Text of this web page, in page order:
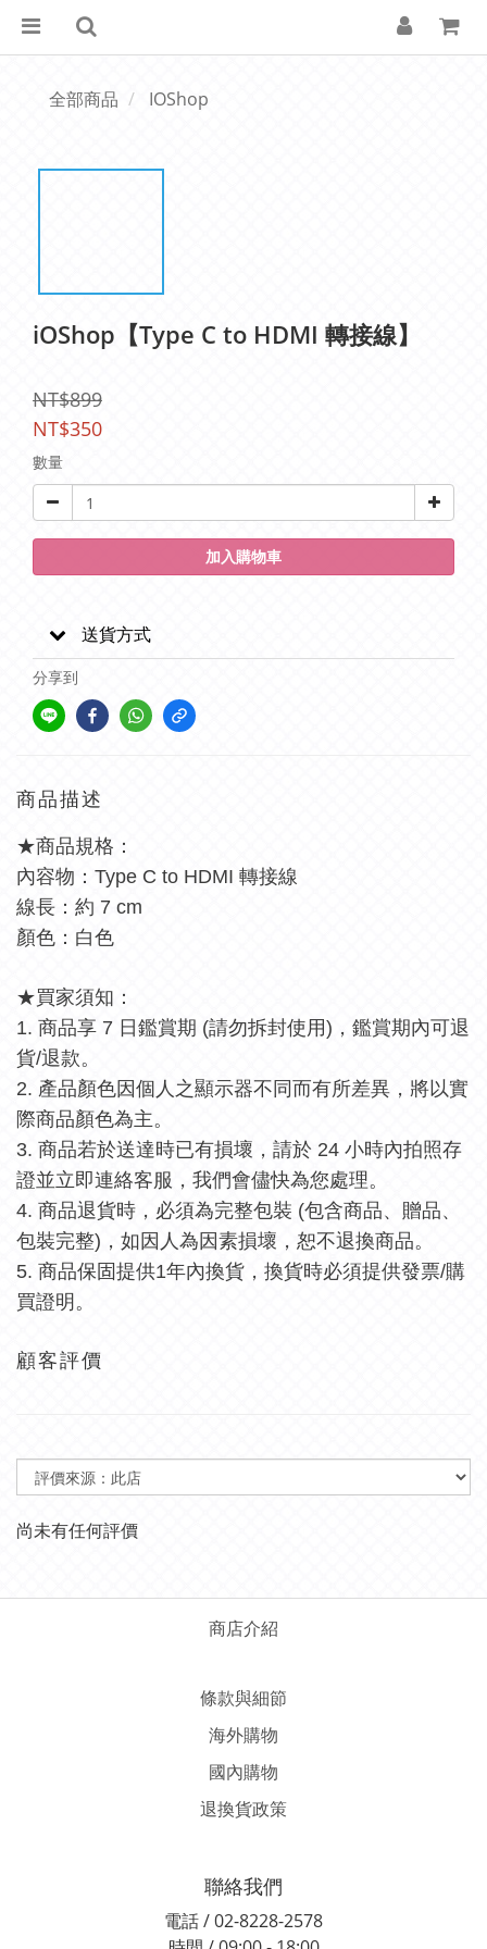
全部商品 IOShop
iOShop【Type C to HDMI 轉接線】
NT$899
NT$350
數量
加入購物車
送貨方式
分享到
商品描述
★商品規格：
內容物：Type C to HDMI 轉接線
線長：約 7 cm
顏色：白色
★買家須知：
1. 商品享 7 日鑑賞期 (請勿拆封使用)，鑑賞期內可退
貨/退款。
2. 產品顏色因個人之顯示器不同而有所差異，將以實
際商品顏色為主。
3. 商品若於送達時已有損壞，請於 24 小時內拍照存
證並立即連絡客服，我們會儘快為您處理。
4. 商品退貨時，必須為完整包裝 (包含商品、贈品、
包裝完整)，如因人為因素損壞，恕不退換商品。
5. 商品保固提供1年內換貨，換貨時必須提供發票/購
買證明。
顧客評價
尚未有任何評價
商店介紹
條款與細節
海外購物
國內購物
退換貨政策
聯絡我們
電話 / 02-8228-2578